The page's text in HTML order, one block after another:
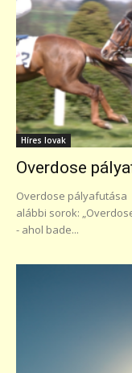
Híres lovak
Overdose
Overdose pályafutása
alábbi sorok:
- ahol bade...